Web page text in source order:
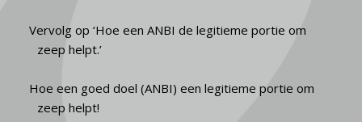
Vervolg op ‘Hoe een ANBI de legitieme portie om
zeep helpt.’
Hoe een goed doel (ANBI) een legitieme portie om
zeep helpt!